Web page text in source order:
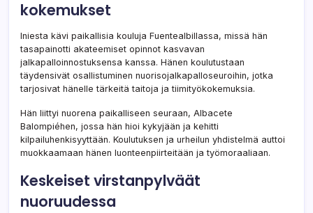
kokemukset
Iniesta kävi paikallisia kouluja Fuentealbillassa, missä hän
tasapainotti akateemiset opinnot kasvavan
jalkapalloinnostuksensa kanssa. Hänen koulutustaan
täydensivät osallistuminen nuorisojalkapalloseuroihin, jotka
tarjosivat hänelle tärkeitä taitoja ja tiimityökokemuksia.
Hän liittyi nuorena paikalliseen seuraan, Albacete
Balompiéhen, jossa hän hioi kykyjään ja kehitti
kilpailuhenkisyyttään. Koulutuksen ja urheilun yhdistelmä auttoi
muokkaamaan hänen luonteenpiirteitään ja työmoraaliaan.
Keskeiset virstanpylväät
nuoruudessa